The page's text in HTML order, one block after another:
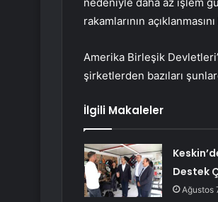
rakamlarının
Amerika Birleşik
şirketlerden bazıları
İlgili Makaleler
Destek
Ağustos